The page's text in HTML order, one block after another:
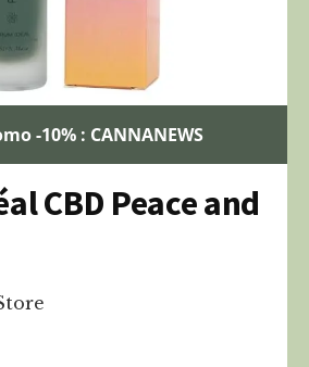
-10% : CANNANEWS
CBD Peace and